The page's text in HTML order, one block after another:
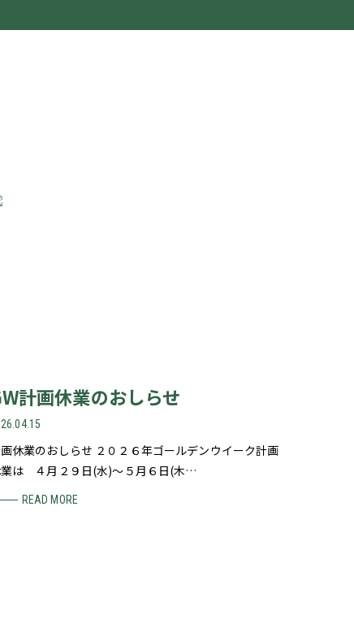
計画休業のおしらせ
休業のおしらせ ２０２６年ゴールデンウイーク計画
は ４月２９日(水)～５月６日(木…
READ MORE